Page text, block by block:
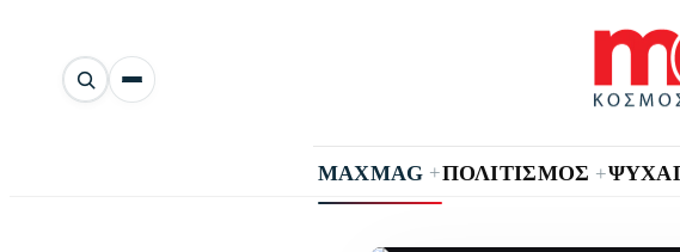
Αναζήτηση
άρθρων
MAXMAG +ΠΟΛΙΤΙΣΜΟΣ +